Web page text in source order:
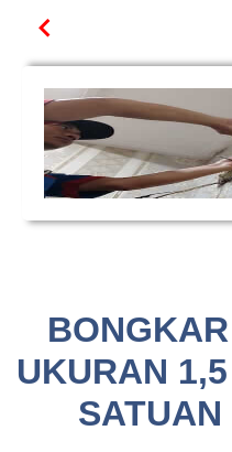
UKURAN
SATUAN